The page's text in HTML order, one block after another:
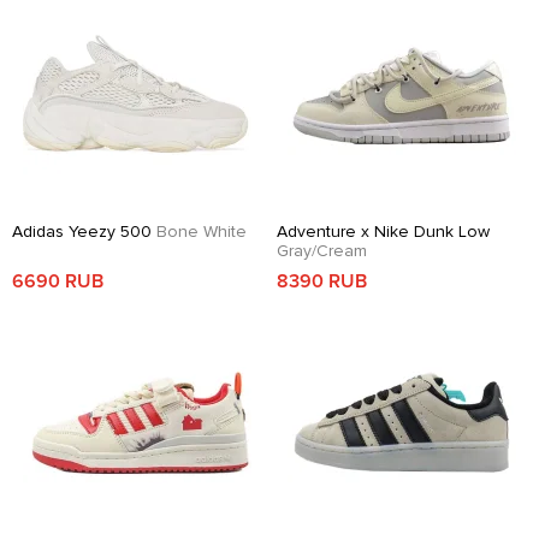
Adidas Yeezy 500 Bone White
6690 RUB
Adventure x Nike Dunk Low
Gray/Cream
8390 RUB